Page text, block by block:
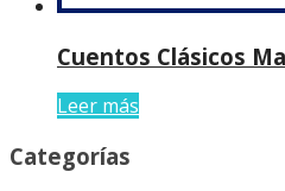
Cuentos Clásicos
Leer más
Categorías